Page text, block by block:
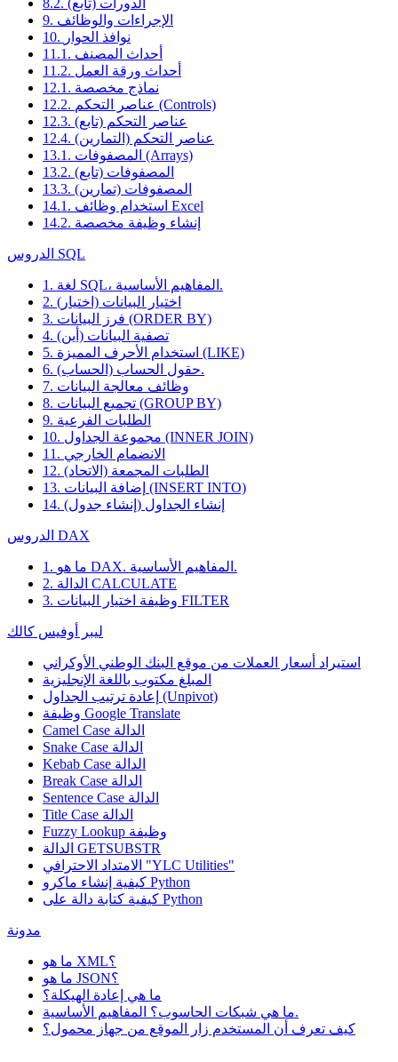
8.2. الدورات (تابع)
9. الإجراءات والوظائف
10. نوافذ الحوار
11.1. أحداث المصنف
11.2. أحداث ورقة العمل
12.1. نماذج مخصصة
12.2. عناصر التحكم (Controls)
12.3. عناصر التحكم (تابع)
12.4. عناصر التحكم (التمارين)
13.1. المصفوفات (Arrays)
13.2. المصفوفات (تابع)
13.3. المصفوفات (تمارين)
14.1. استخدام وظائف Excel
14.2. إنشاء وظيفة مخصصة
الدروس SQL
1. لغة SQL، المفاهيم الأساسية.
2. اختيار البيانات (اختيار)
3. فرز البيانات (ORDER BY)
4. تصفية البيانات (أين)
5. استخدام الأحرف المميزة (LIKE)
6. حقول الحساب (الحساب).
7. وظائف معالجة البيانات
8. تجميع البيانات (GROUP BY)
9. الطلبات الفرعية
10. مجموعة الجداول (INNER JOIN)
11. الانضمام الخارجي
12. الطلبات المجمعة (الاتحاد)
13. إضافة البيانات (INSERT INTO)
14. إنشاء الجداول (إنشاء جدول)
الدروس DAX
1. ما هو DAX. المفاهيم الأساسية.
2. الدالة CALCULATE
3. وظيفة اختيار البيانات FILTER
ليبر أوفيس كالك
استيراد أسعار العملات من موقع البنك الوطني الأوكراني
المبلغ مكتوب باللغة الإنجليزية
إعادة ترتيب الجداول (Unpivot)
Google Translate
Camel Case الدالة
Snake Case الدالة
Kebab Case الدالة
Break Case الدالة
Sentence Case الدالة
Title Case الدالة
Fuzzy Lookup وظيفة
الدالة GETSUBSTR
الامتداد الاحترافي "YLC Utilities"
كيفية إنشاء ماكرو Python
كيفية كتابة دالة على Python
مدونة
ما هو XML؟
ما هو JSON؟
ما هي إعادة الهيكلة؟
ما هي شبكات الحاسوب؟ المفاهيم الأساسية.
كيف تعرف أن المستخدم زار الموقع من جهاز محمول؟